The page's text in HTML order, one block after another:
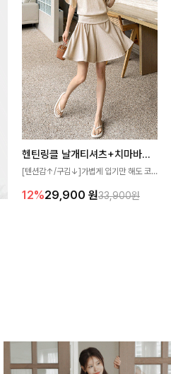
헨틴링클 날개티셔츠+치마바지SET
[텐션감↑/구김↓]가볍게 입기만 해도 코
게 퍼지는 프릴 날개 소매가 우아한 포인트
12%29,900 원33,900원